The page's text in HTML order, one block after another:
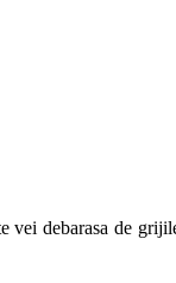
debarasa de